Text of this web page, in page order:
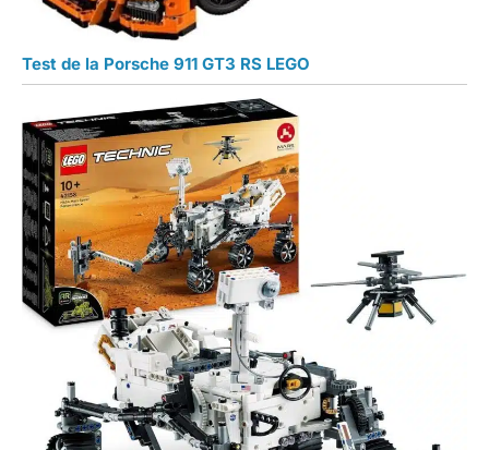
Test de la Porsche 911 GT3 RS LEGO